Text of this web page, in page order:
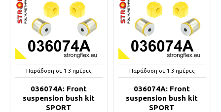
Παράδοση σε 1-3 ημέρες
036074A: Front
suspension bush kit
SPORT
Παράδοση σε 1-3 ημέρες
036074A: Front
suspension bush kit
SPORT